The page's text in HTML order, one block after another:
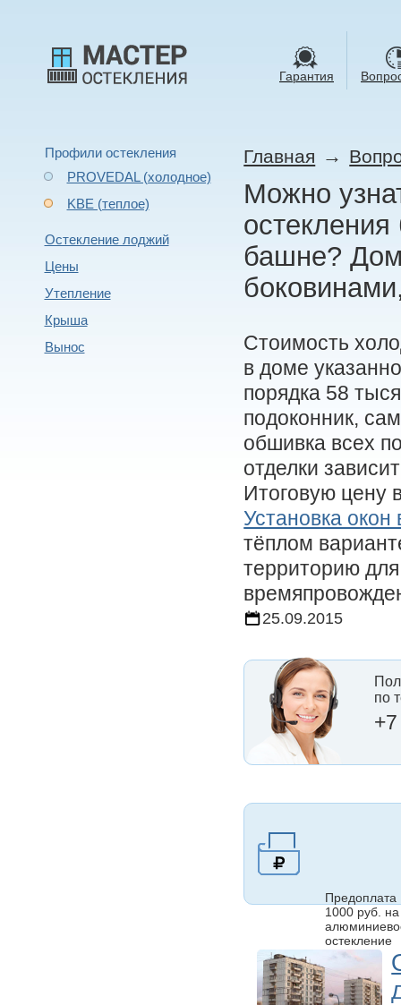
Гарантия
Профили остекления
PROVEDAL (холодное)
KBE (теплое)
Остекление лоджий
Цены
Утепление
Крыша
Вынос
Главная →
Можно
башне?
Стоимость
в доме
порядка 58
подоконник,
обшивка всех
отделки
Итоговую цену
Установка
тёплом
территорию
25.09.2015
по
Предоплата
1000 руб. на
остекление